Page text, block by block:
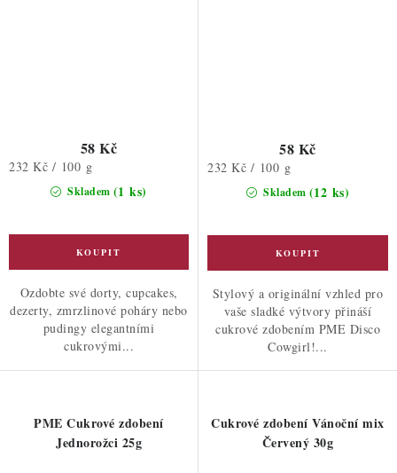
Skladem (1 ks)
58 Kč
Měrná
232 Kč / 100 g
Ozdobte své dorty, cupcakes,
dezerty, zmrzlinové poháry nebo
pudingy elegantními
cukrovými...
Skladem (12 ks)
58 Kč
Měrná
232 Kč / 100 g
Stylový a originální vzhled pro
vaše sladké výtvory přináší
cukrové zdobením PME Disco
Cowgirl!...
PME Cukrové zdobení
Jednorožci 25g
Cukrové zdobení Vánoční mix
Červený 30g